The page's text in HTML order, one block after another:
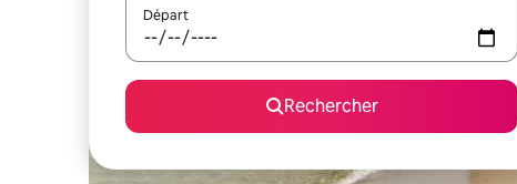
Départ
Rechercher